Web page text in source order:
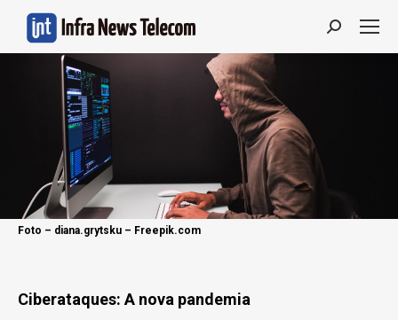
Search:
Foto – diana.grytsku – Freepik.com
Ciberataques: A nova pandemia